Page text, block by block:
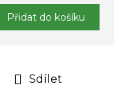
Sdílet
Přidat do košíku